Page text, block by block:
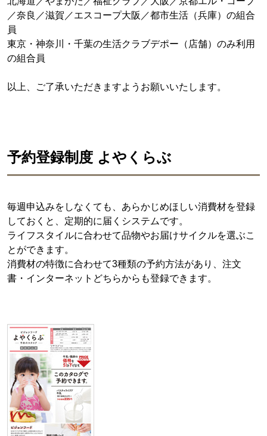
／奈良／滋賀／エスコープ大阪／都市生活（兵庫）の組合
員
東京・神奈川・千葉の生活クラブデポー（店舗）のみ利用
の組合員
以上、ご了承いただきますようお願いいたします。
予約登録制度 よやくらぶ
毎週申込みをしなくても、あらかじめほしい消費材を登録
しておくと、定期的に届くシステムです。
ライフスタイルに合わせて品物やお届けサイクルを選ぶこ
とができます。
消費材の特徴に合わせて3種類の予約方法があり、注文
書・インターネットどちらからも登録できます。